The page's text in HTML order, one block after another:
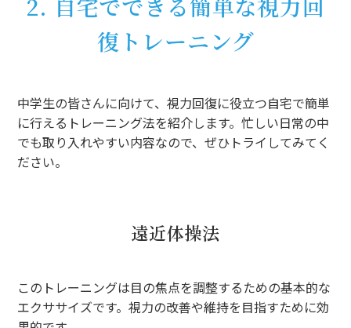
復トレーニング
中学生の皆さんに向けて、視力回復に役立つ自宅で簡単
に行えるトレーニング法を紹介します。忙しい日常の中
でも取り入れやすい内容なので、ぜひトライしてみてく
ださい。
遠近体操法
このトレーニングは目の焦点を調整するための基本的な
エクササイズです。視力の改善や維持を目指すために効